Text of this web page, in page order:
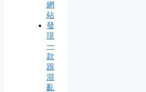
網
站
發
現
一
款
跟
混
亂